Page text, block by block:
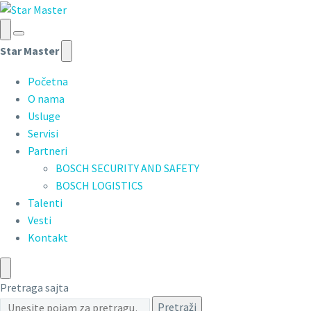
Star Master
Početna
O nama
Usluge
Servisi
Partneri
BOSCH SECURITY AND SAFETY
BOSCH LOGISTICS
Talenti
Vesti
Kontakt
Pretraga sajta
Pretraži